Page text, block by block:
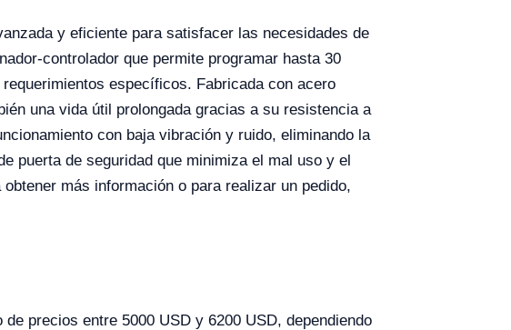
y eficiente para satisfacer las necesidades de
controlador que permite programar hasta 30
específicos. Fabricada con acero
una vida útil prolongada gracias a su resistencia a
con baja vibración y ruido, eliminando la
puerta de seguridad que minimiza el mal uso y el
más información o para realizar un pedido,
precios entre 5000 USD y 6200 USD, dependiendo